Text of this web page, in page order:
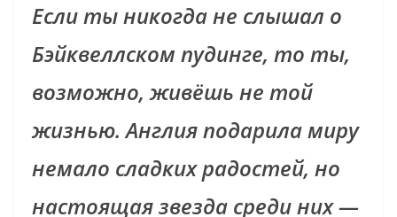
Если ты никогда не слышал о
Бэйквеллском пудинге, то ты,
возможно, живёшь не той
жизнью. Англия подарила миру
немало сладких радостей, но
настоящая звезда среди них —